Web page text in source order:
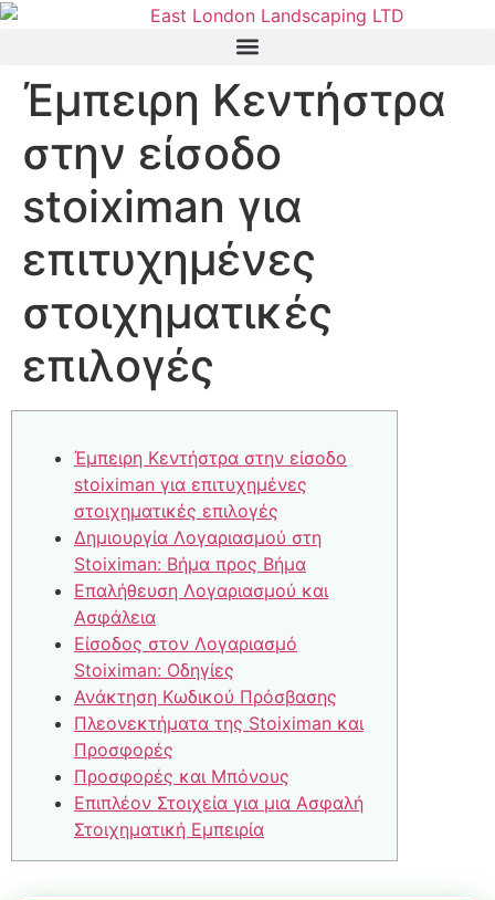
Έμπειρη Κεντήστρα
στην είσοδο
stoiximan για
επιτυχημένες
στοιχηματικές
επιλογές
Έμπειρη Κεντήστρα στην είσοδο
stoiximan για επιτυχημένες
στοιχηματικές επιλογές
Δημιουργία Λογαριασμού στη
Stoiximan: Βήμα προς Βήμα
Επαλήθευση Λογαριασμού και
Ασφάλεια
Είσοδος στον Λογαριασμό
Stoiximan: Οδηγίες
Ανάκτηση Κωδικού Πρόσβασης
Πλεονεκτήματα της Stoiximan και
Προσφορές
Προσφορές και Μπόνους
Επιπλέον Στοιχεία για μια Ασφαλή
Στοιχηματική Εμπειρία